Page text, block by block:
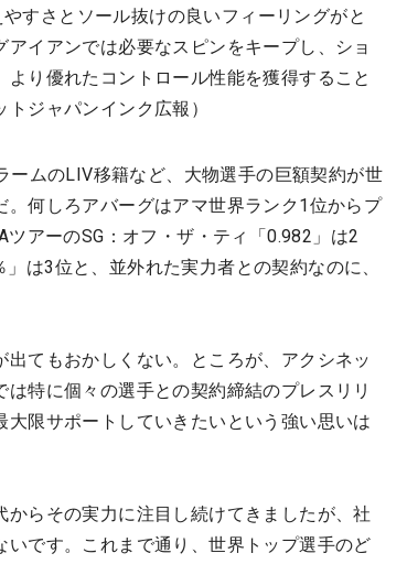
すさとソール抜けの良いフィーリングがと
イアンでは必要なスピンをキープし、ショ
り優れたコントロール性能を獲得すること
ジャパンインク広報）
ームのLIV移籍など、大物選手の巨額契約が世
何しろアバーグはアマ世界ランク1位からプ
アーのSG：オフ・ザ・ティ「0.982」は2
は3位と、並外れた実力者との契約なのに、
てもおかしくない。ところが、アクシネッ
特に個々の選手との契約締結のプレスリリ
限サポートしていきたいという強い思いは
らその実力に注目し続けてきましたが、社
です。これまで通り、世界トップ選手のど